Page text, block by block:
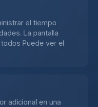
el tiempo
La pantalla
Puede ver el
adicional en una